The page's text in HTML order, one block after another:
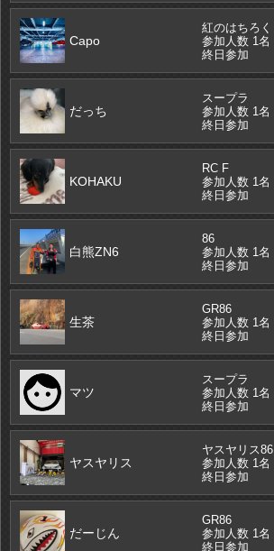
Capo
紅のはちろく
参加人数 1名
終日参加
だっち
スープラ
参加人数 1名
終日参加
KOHAKU
RC F
参加人数 1名
終日参加
白熊ZN6
86
参加人数 1名
終日参加
生茶
GR86
参加人数 1名
終日参加
マツ
スープラ
参加人数 1名
終日参加
ヤスヤリス
ヤスヤリス86
参加人数 1名
終日参加
だーじん
GR86
参加人数 1名
終日参加